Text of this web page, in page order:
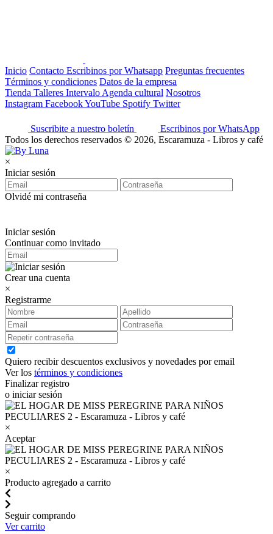
Inicio Contacto Escribinos por Whatsapp Preguntas frecuentes
Términos y condiciones Datos de la empresa
Tienda Talleres Intervalo Agenda cultural Nosotros
Instagram FacebookYouTube Spotify Twitter
Suscribite a nuestro boletín
Escribinos por WhatsApp
Todos los derechos reservados © 2026, Escaramuza - Libros y café
×
Iniciar sesión
Olvidé mi contraseña
Iniciar sesión
Continuar como invitado
Crear una cuenta
×
Registrarme
Quiero recibir descuentos exclusivos y novedades por email
Ver los términos y condiciones
Finalizar registro
o iniciar sesión
×
Aceptar
×
Producto agregado a carrito
Seguir comprando
Ver carrito